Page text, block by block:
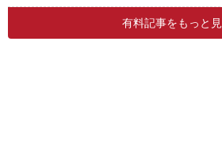
有料記事をもっと